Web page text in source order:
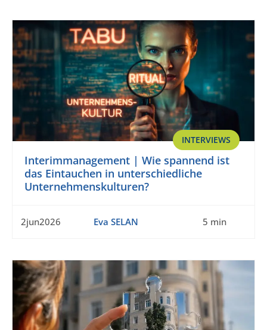
INTERVIEWS
Interimmanagement | Wie spannend ist
das Eintauchen in unterschiedliche
Unternehmenskulturen?
2jun2026 Eva SELAN 5 min